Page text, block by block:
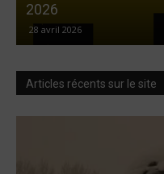
2026
28 avril 2026
Articles récents sur le site